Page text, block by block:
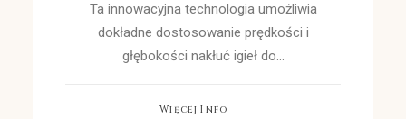
Ta innowacyjna technologia umożliwia
dokładne dostosowanie prędkości i
głębokości nakłuć igieł do…
Więcej Info